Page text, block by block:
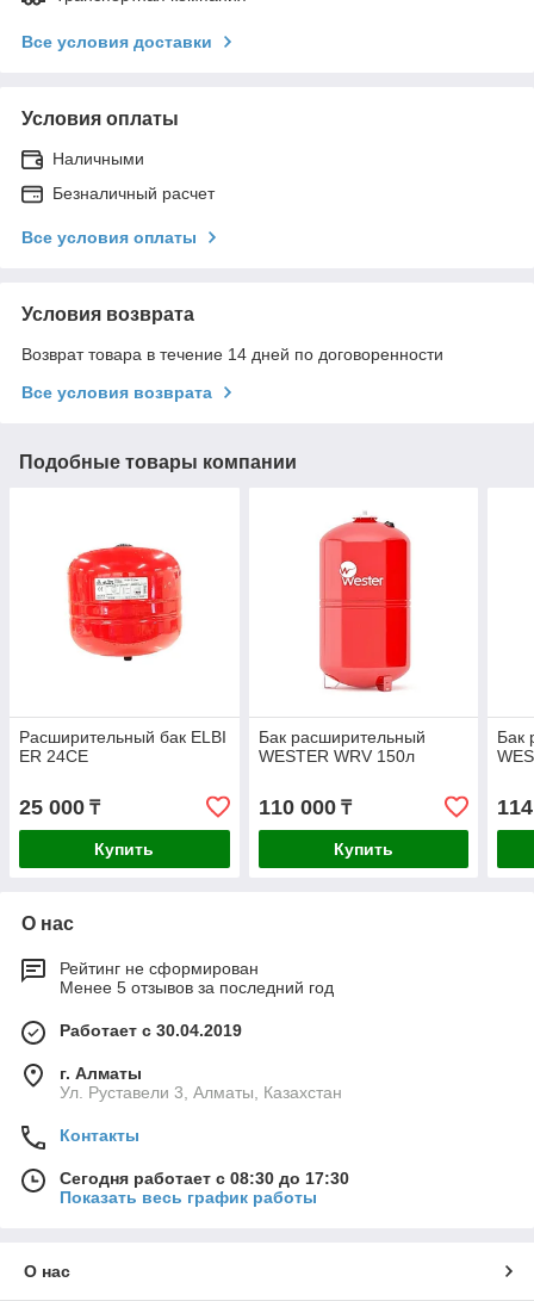
Все условия доставки
Условия оплаты
Наличными
Безналичный расчет
Все условия оплаты
Условия возврата
Возврат товара в течение 14 дней по договоренности
Все условия возврата
Подобные товары компании
Расширительный бак ELBI
ER 24CE
25 000 ₸
Купить
Бак расширительный
WESTER WRV 150л
110 000₸
Купить
Бак
О нас
Рейтинг не сформирован
Менее 5 отзывов за последний год
Работает с 30.04.2019
г. Алматы
Ул. Руставели 3, Алматы, Казахстан
Контакты
Сегодня работает с 08:30 до 17:30
Показать весь график работы
О нас